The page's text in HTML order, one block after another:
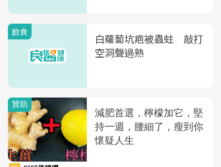
飲食
白蘿蔔坑疤被蟲蛀 敲打
空洞聲過熟